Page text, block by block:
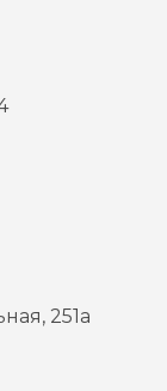
251а